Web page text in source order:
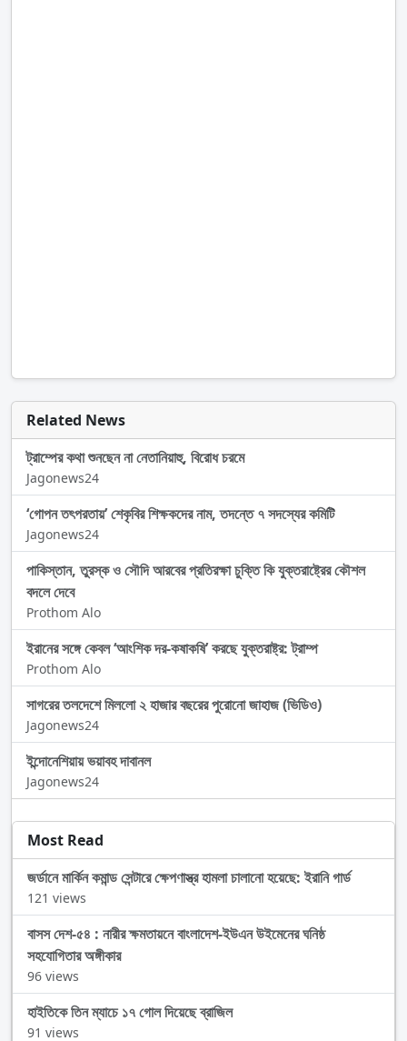
Related News
ট্রাম্পের কথা শুনছেন না নেতানিয়াহু, বিরোধ চরমে
Jagonews24
‘গোপন তৎপরতায়’ শেকৃবির শিক্ষকদের নাম, তদন্তে ৭ সদস্যের কমিটি
Jagonews24
পাকিস্তান, তুরস্ক ও সৌদি আরবের প্রতিরক্ষা চুক্তি কি যুক্তরাষ্ট্রের কৌশল
বদলে দেবে
Prothom Alo
ইরানের সঙ্গে কেবল ‘আংশিক দর-কষাকষি’ করছে যুক্তরাষ্ট্র: ট্রাম্প
Prothom Alo
সাগরের তলদেশে মিললো ২ হাজার বছরের পুরোনো জাহাজ (ভিডিও)
Jagonews24
ইন্দোনেশিয়ায় ভয়াবহ দাবানল
Jagonews24
Most Read
জর্ডানে মার্কিন কমান্ড সেন্টারে ক্ষেপণাস্ত্র হামলা চালানো হয়েছে: ইরানি গার্ড
121 views
বাসস দেশ-৫৪ : নারীর ক্ষমতায়নে বাংলাদেশ-ইউএন উইমেনের ঘনিষ্ঠ
সহযোগিতার অঙ্গীকার
96 views
হাইতিকে তিন ম্যাচে ১৭ গোল দিয়েছে ব্রাজিল
91 views